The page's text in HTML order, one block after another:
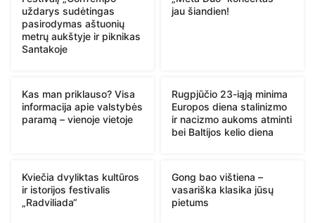
uždarys sudėtingas
pasirodymas aštuonių
metrų aukštyje ir piknikas
Santakoje
jau šiandien!
Kas man priklauso? Visa
informacija apie valstybės
paramą – vienoje vietoje
Rugpjūčio 23-iąją minima
Europos diena stalinizmo
ir nacizmo aukoms atminti
bei Baltijos kelio diena
Kviečia dvyliktas kultūros
ir istorijos festivalis
„Radviliada“
Gong bao vištiena –
vasariška klasika jūsų
pietums